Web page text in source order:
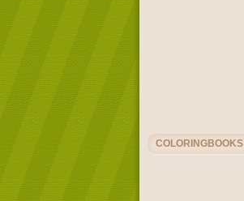
COLORINGBOOKS